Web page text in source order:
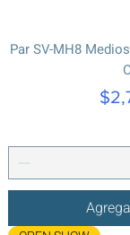
Par SV-MH8